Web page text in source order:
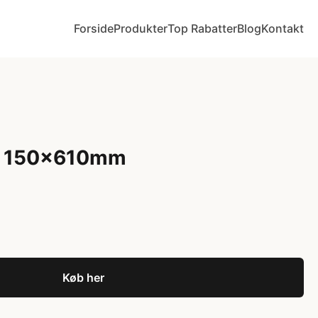
ForsideProdukterTop RabatterBlogKontakt
Køb her